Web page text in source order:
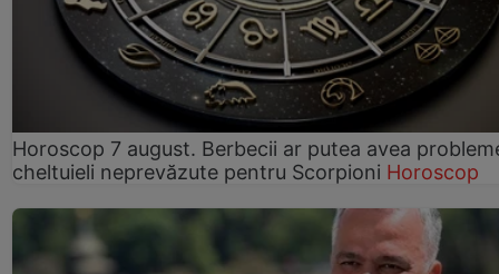
Horoscop 7 august. Berbecii ar putea avea
cheltuieli neprevăzute pentru Scorpioni Horoscop